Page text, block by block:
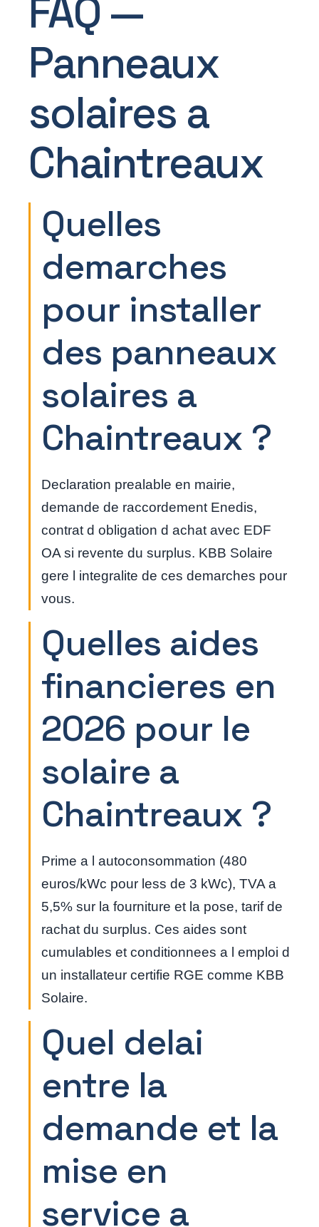
FAQ —
Panneaux
solaires a
Chaintreaux
Quelles
demarches
pour installer
des panneaux
solaires a
Chaintreaux ?
Declaration prealable en mairie,
demande de raccordement Enedis,
contrat d obligation d achat avec EDF
OA si revente du surplus. KBB Solaire
gere l integralite de ces demarches pour
vous.
Quelles aides
financieres en
2026 pour le
solaire a
Chaintreaux ?
Prime a l autoconsommation (480
euros/kWc pour less de 3 kWc), TVA a
5,5% sur la fourniture et la pose, tarif de
rachat du surplus. Ces aides sont
cumulables et conditionnees a l emploi d
un installateur certifie RGE comme KBB
Solaire.
Quel delai
entre la
demande et la
mise en
service a